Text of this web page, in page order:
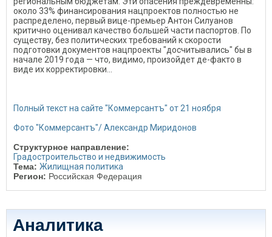
около 33% финансирования нацпроектов полностью не
распределено, первый вице-премьер Антон Силуанов
критично оценивал качество большей части паспортов. По
существу, без политических требований к скорости
подготовки документов нацпроекты "досчитывались" бы в
начале 2019 года — что, видимо, произойдет де-факто в
виде их корректировки...
Полный текст на сайте "Коммерсантъ" от 21 ноября
Фото "Коммерсантъ"/ Александр Миридонов
Структурное направление:
Градостроительство и недвижимость
Тема: Жилищная политика
Регион: Российская Федерация
Аналитика